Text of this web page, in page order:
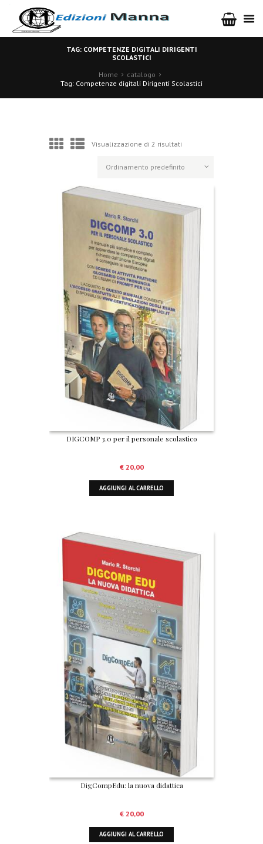
TAG: COMPETENZE DIGITALI DIRIGENTI
SCOLASTICI
Home
catalogo
Tag: Competenze digitali Dirigenti Scolastici
Visualizzazione di 2 risultati
DIGCOMP 3.0 per il personale scolastico
€20,00
AGGIUNGI AL CARRELLO
DigCompEdu: la nuova didattica
€20,00
AGGIUNGI AL CARRELLO